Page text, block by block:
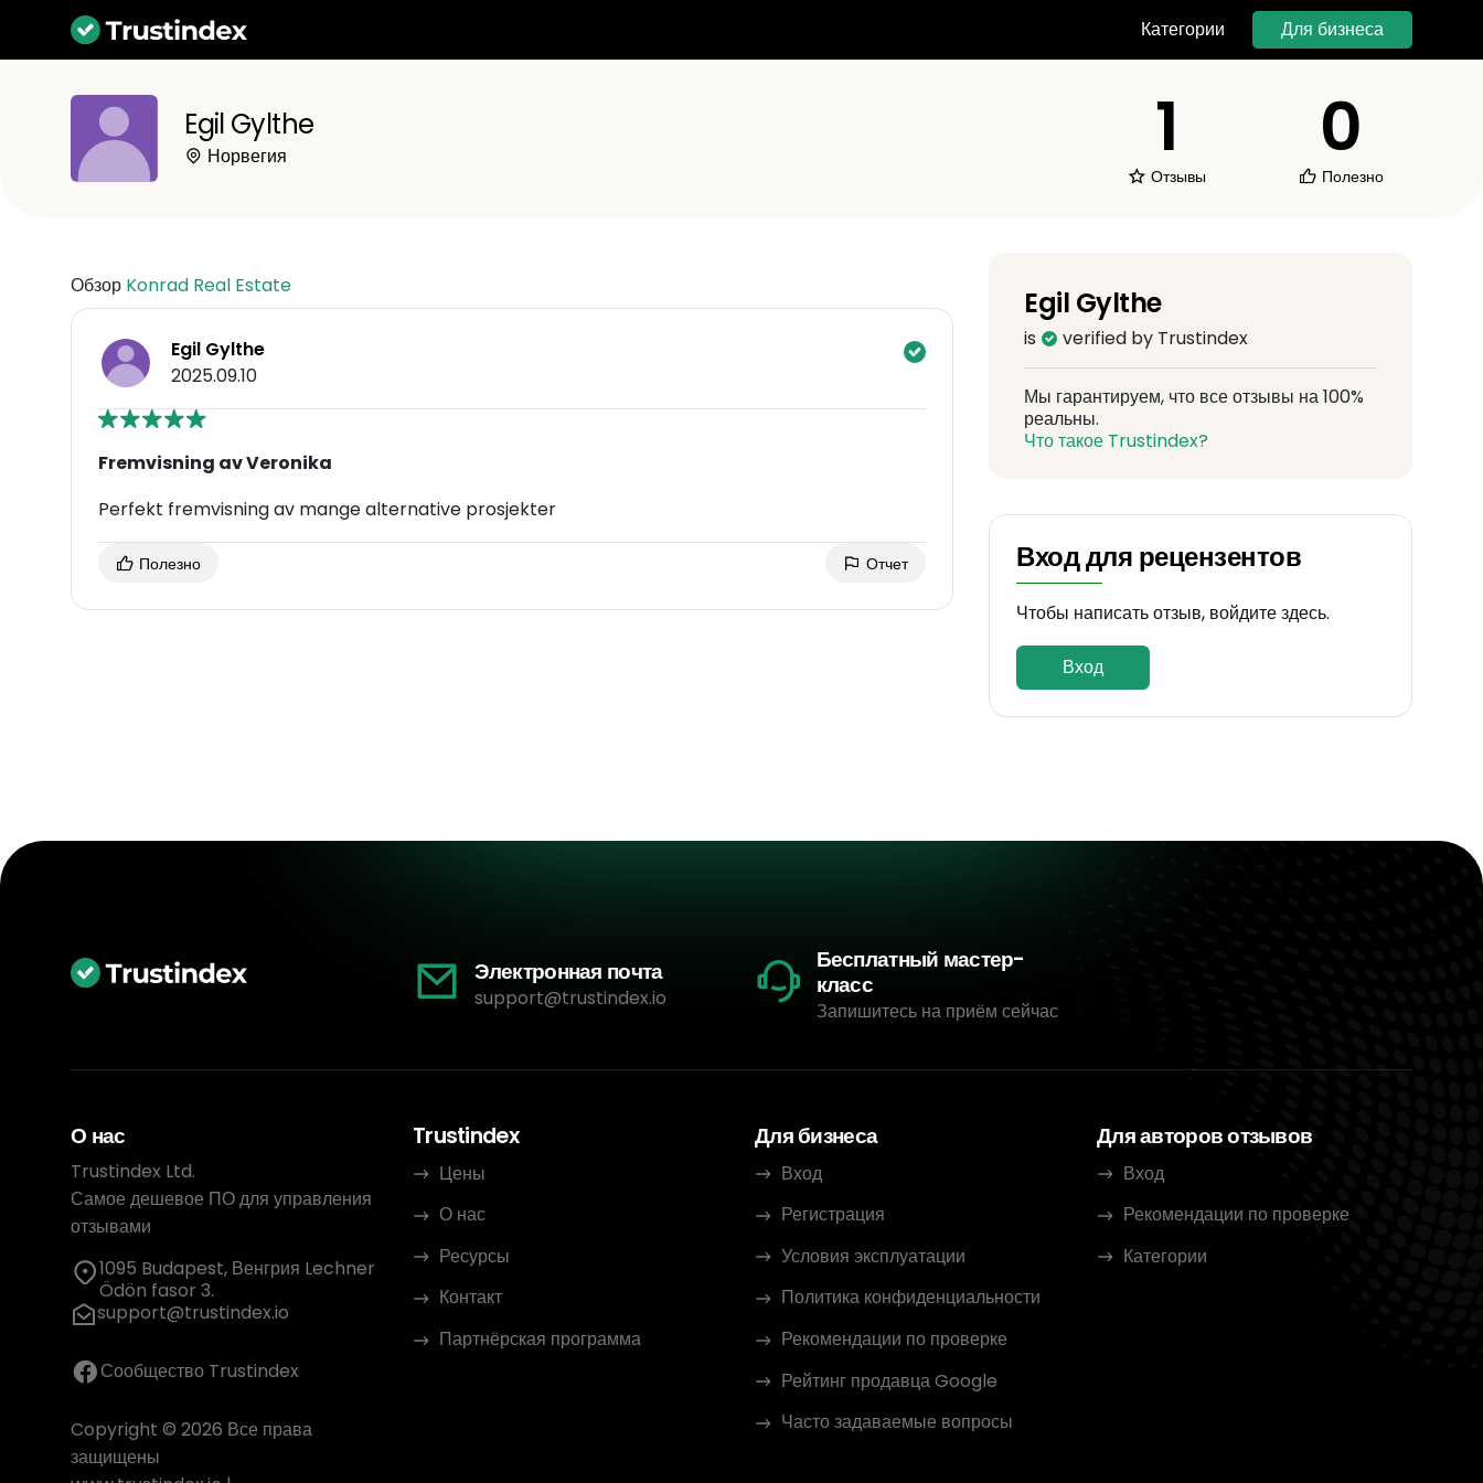
Категории Для бизнеса
Egil Gylthe
Норвегия 1
Отзывы
0
Полезно
Обзор Konrad Real Estate
Egil Gylthe
2025.09.10
Fremvisning av Veronika
Perfekt fremvisning av mange alternative prosjekter
Полезно Отчет
Egil Gylthe
is verified by Trustindex
Мы гарантируем, что все отзывы на 100%
реальны.
Что такое Trustindex?
Вход для рецензентов
Чтобы написать отзыв, войдите здесь.
Вход
Электронная почта
support@trustindex.io
Бесплатный мастер-
класс
Запишитесь на приём сейчас
О нас
Trustindex Ltd.
Самое дешевое ПО для управления
отзывами
1095 Budapest, Венгрия Lechner
Ödön fasor 3.
support@trustindex.io
Сообщество Trustindex
Copyright © 2026 Все права
защищены
Trustindex
Цены
О нас
Ресурсы
Контакт
Партнёрская программа
Для бизнеса
Вход
Регистрация
Условия эксплуатации
Политика конфиденциальности
Рекомендации по проверке
Рейтинг продавца Google
Часто задаваемые вопросы
Для авторов отзывов
Вход
Рекомендации по проверке
Категории